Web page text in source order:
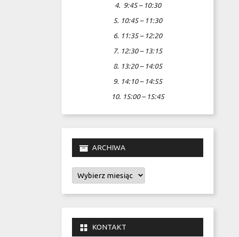
4. 9:45 – 10:30
5. 10:45 – 11:30
6. 11:35 – 12:20
7. 12:30 – 13:15
8. 13:20 – 14:05
9. 14:10 – 14:55
10. 15:00 – 15:45
ARCHIWA
Archiwa
KONTAKT